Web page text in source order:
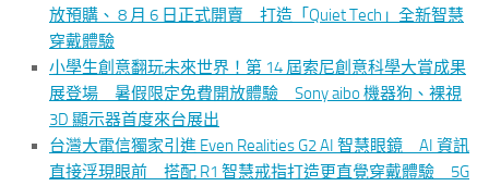
放預購、 8 月 6 日正式開賣 打造「Quiet Tech」全新智慧
穿戴體驗
小學生創意翻玩未來世界！第 14 屆索尼創意科學大賞成果
展登場 暑假限定免費開放體驗 Sony aibo 機器狗、裸視
3D 顯示器首度來台展出
台灣大電信獨家引進 Even Realities G2 AI 智慧眼鏡 AI 資訊
直接浮現眼前 搭配 R1 智慧戒指打造更直覺穿戴體驗 5G